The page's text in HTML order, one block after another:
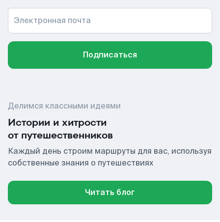
Электронная почта
Подписаться
Делимся классными идеями
Истории и хитрости
от путешественников
Каждый день строим маршруты для вас, используя
собственные знания о путешествиях
Читать блог